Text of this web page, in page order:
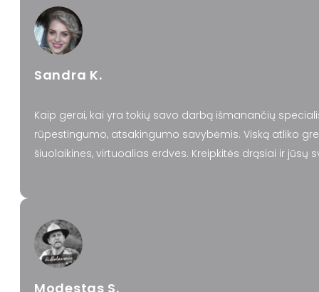
Sandra K.
Kaip gerai, kai yra tokių savo darbą išmanančių
rūpestingumo, atsakingumo savybėmis. Viską atliko
šiuolaikines, virtuoalias erdves. Kreipkitės drąsiai ir jūsų
Modestas S.